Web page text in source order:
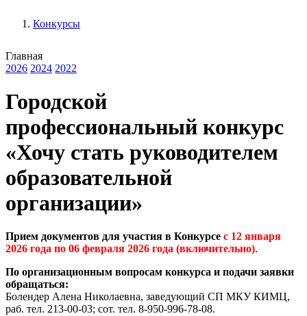
Конкурсы
Главная
2026 2024 2022
Городской
профессиональный конкурс
«Хочу стать руководителем
образовательной
организации»
Прием документов для участия в Конкурсе с 12 января
2026 года по 06 февраля 2026 года (включительно).
По организационным вопросам конкурса и подачи заявки
обращаться:
Болендер Алена Николаевна, заведующий СП МКУ КИМЦ,
раб. тел. 213-00-03; сот. тел. 8-950-996-78-08.